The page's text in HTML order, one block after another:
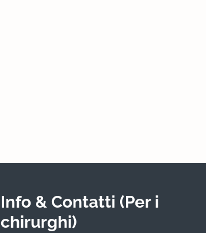
Info & Contatti (Per i
chirurghi)